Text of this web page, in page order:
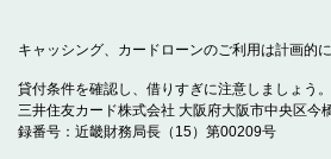
キャッシング、カードローンのご利用は計画的に
貸付条件を確認し、借りすぎに注意しましょう。
三井住友カード株式会社 大阪府大阪市中央区
録番号：近畿財務局長（15）第00209号